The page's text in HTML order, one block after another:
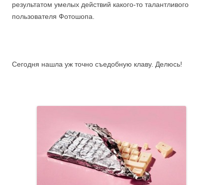
результатом умелых действий какого-то талантливого
пользователя Фотошопа.
Сегодня нашла уж точно съедобную клаву. Делюсь!